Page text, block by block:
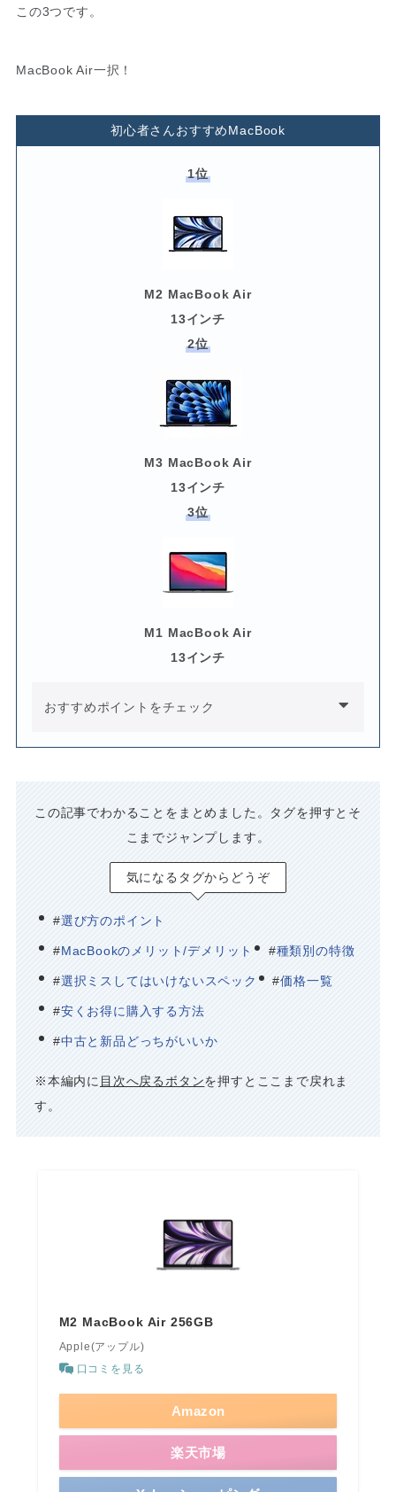
この3つです。
MacBook Air一択！
初心者さんおすすめMacBook
1位
M2 MacBook Air
13インチ
2位
M3 MacBook Air
13インチ
3位
M1 MacBook Air
13インチ
おすすめポイントをチェック
この記事でわかることをまとめました。タグを押すとそ
こまでジャンプします。
気になるタグからどうぞ
#選び方のポイント
#MacBookのメリット/デメリット #種類別の特徴
#選択ミスしてはいけないスペック #価格一覧
#安くお得に購入する方法
#中古と新品どっちがいいか
※本編内に 目次へ戻るボタンを押すとここまで戻れま
す。
M2 MacBook Air 256GB
Apple(アップル)
口コミを見る
Amazon
楽天市場